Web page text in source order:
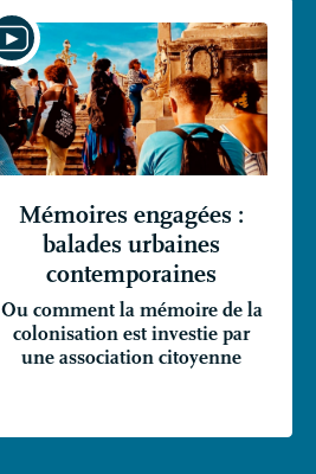
Mémoires engagées :
balades urbaines
contemporaines
Ou comment la mémoire de la
colonisation est investie par
une association citoyenne